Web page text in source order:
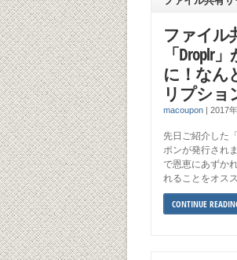
ファイル
「Droplr
に！なん
リプショ
macoupon | 2017
先日ご紹介した
ポンが発行され
で恩恵にあずか
れることをオス
CONTINUE